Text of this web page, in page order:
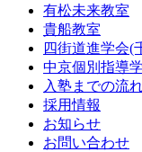
有松未来教室
貴船教室
四街道進学会(
中京個別指導
入塾までの流
採用情報
お知らせ
お問い合わせ